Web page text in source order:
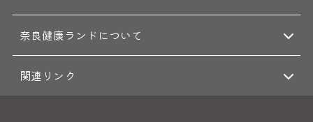
奈良健康ランドについて
関連リンク